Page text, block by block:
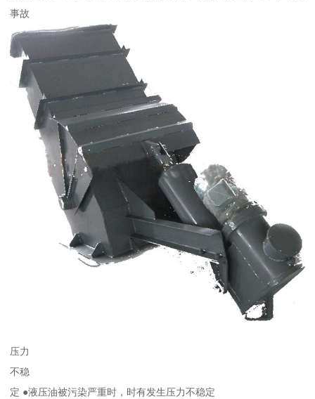
事故
压力
不稳
定 ●液压油被污染严重时，时有发生压力不稳定